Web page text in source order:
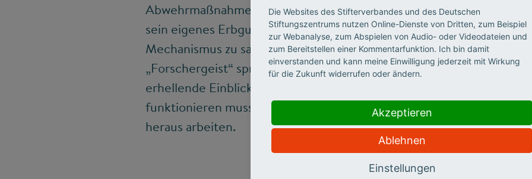
Abwehrmaßnahmen. Hat man etwa ein Bild von der
sein eigenes Erbgut tausendfach vervielfältigt, gewinnt man einen
Mechanismus zu sabotieren. In der neuen Ausgabe des
„Forschergeist“ spricht Andrea Thorn über diese Arbeit – und gibt
erhellende Einblicke in Forschung, die unter erschwerten
funktionieren muss. Trotz weltweit verstreuter Mitarbeiter, die aus
heraus arbeiten.
Die Websites des Stifterverbandes und des Deutschen
Stiftungszentrums nutzen Online-Dienste von Dritten, zum Beispiel
zur Webanalyse, zum Abspielen von Audio- oder Videodateien und
zum Bereitstellen einer Kommentarfunktion. Ich bin damit
einverstanden und kann meine Einwilligung jederzeit mit Wirkung
für die Zukunft widerrufen oder ändern.
Akzeptieren
Ablehnen
Einstellungen